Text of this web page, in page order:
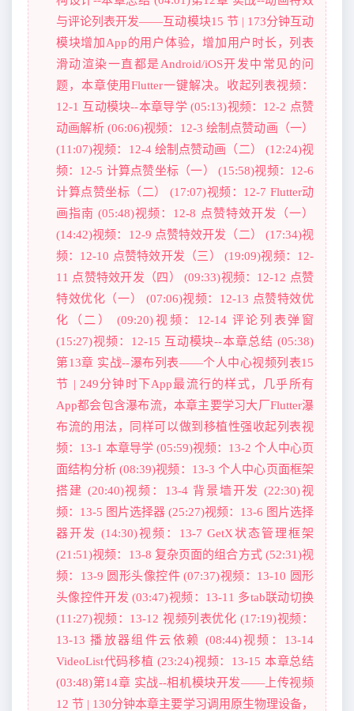
与评论列表开发——互动模块15 节 | 173分钟互动
模块增加App的用户体验，增加用户时长，列表
滑动渲染一直都是Android/iOS开发中常见的问
题，本章使用Flutter一键解决。收起列表视频：
12-1 互动模块--本章导学 (05:13)视频：12-2 点赞
动画解析 (06:06)视频：12-3 绘制点赞动画（一）
(11:07)视频：12-4 绘制点赞动画（二） (12:24)视
频：12-5 计算点赞坐标（一） (15:58)视频：12-6
计算点赞坐标（二） (17:07)视频：12-7 Flutter动
画指南 (05:48)视频：12-8 点赞特效开发（一）
(14:42)视频：12-9 点赞特效开发（二） (17:34)视
频：12-10 点赞特效开发（三） (19:09)视频：12-
11 点赞特效开发（四） (09:33)视频：12-12 点赞
特效优化（一） (07:06)视频：12-13 点赞特效优
化（二） (09:20)视频：12-14 评论列表弹窗
(15:27)视频：12-15 互动模块--本章总结 (05:38)
第13章 实战--瀑布列表——个人中心视频列表15
节 | 249分钟时下App最流行的样式，几乎所有
App都会包含瀑布流，本章主要学习大厂Flutter瀑
布流的用法，同样可以做到移植性强收起列表视
频：13-1 本章导学 (05:59)视频：13-2 个人中心页
面结构分析 (08:39)视频：13-3 个人中心页面框架
搭建 (20:40)视频：13-4 背景墙开发 (22:30)视
频：13-5 图片选择器 (25:27)视频：13-6 图片选择
器开发 (14:30)视频：13-7 GetX状态管理框架
(21:51)视频：13-8 复杂页面的组合方式 (52:31)视
频：13-9 圆形头像控件 (07:37)视频：13-10 圆形
头像控件开发 (03:47)视频：13-11 多tab联动切换
(11:27)视频：13-12 视频列表优化 (17:19)视频：
13-13 播放器组件云依赖 (08:44)视频：13-14
VideoList代码移植 (23:24)视频：13-15 本章总结
(03:48)第14章 实战--相机模块开发——上传视频
12 节 | 130分钟本章主要学习调用原生物理设备，